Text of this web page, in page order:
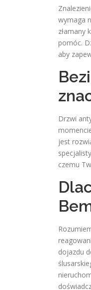
wymaga
złamany
pomóc.
aby
Drzwi
jest
czemu
dojazdu